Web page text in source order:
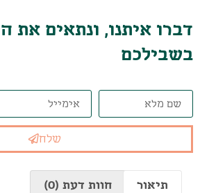
דברו איתנו, ונתאים את
בשבילכם
שלח
תיאור חוות דעת (0)